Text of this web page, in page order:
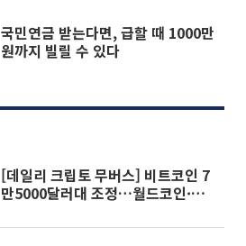
국민연금 받는다면, 급할 때 1000만
원까지 빌릴 수 있다
[데일리 크립토 무버스] 비트코인 7
만5000달러대 조정…월드코인·테